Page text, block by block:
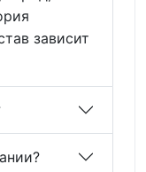
зависит